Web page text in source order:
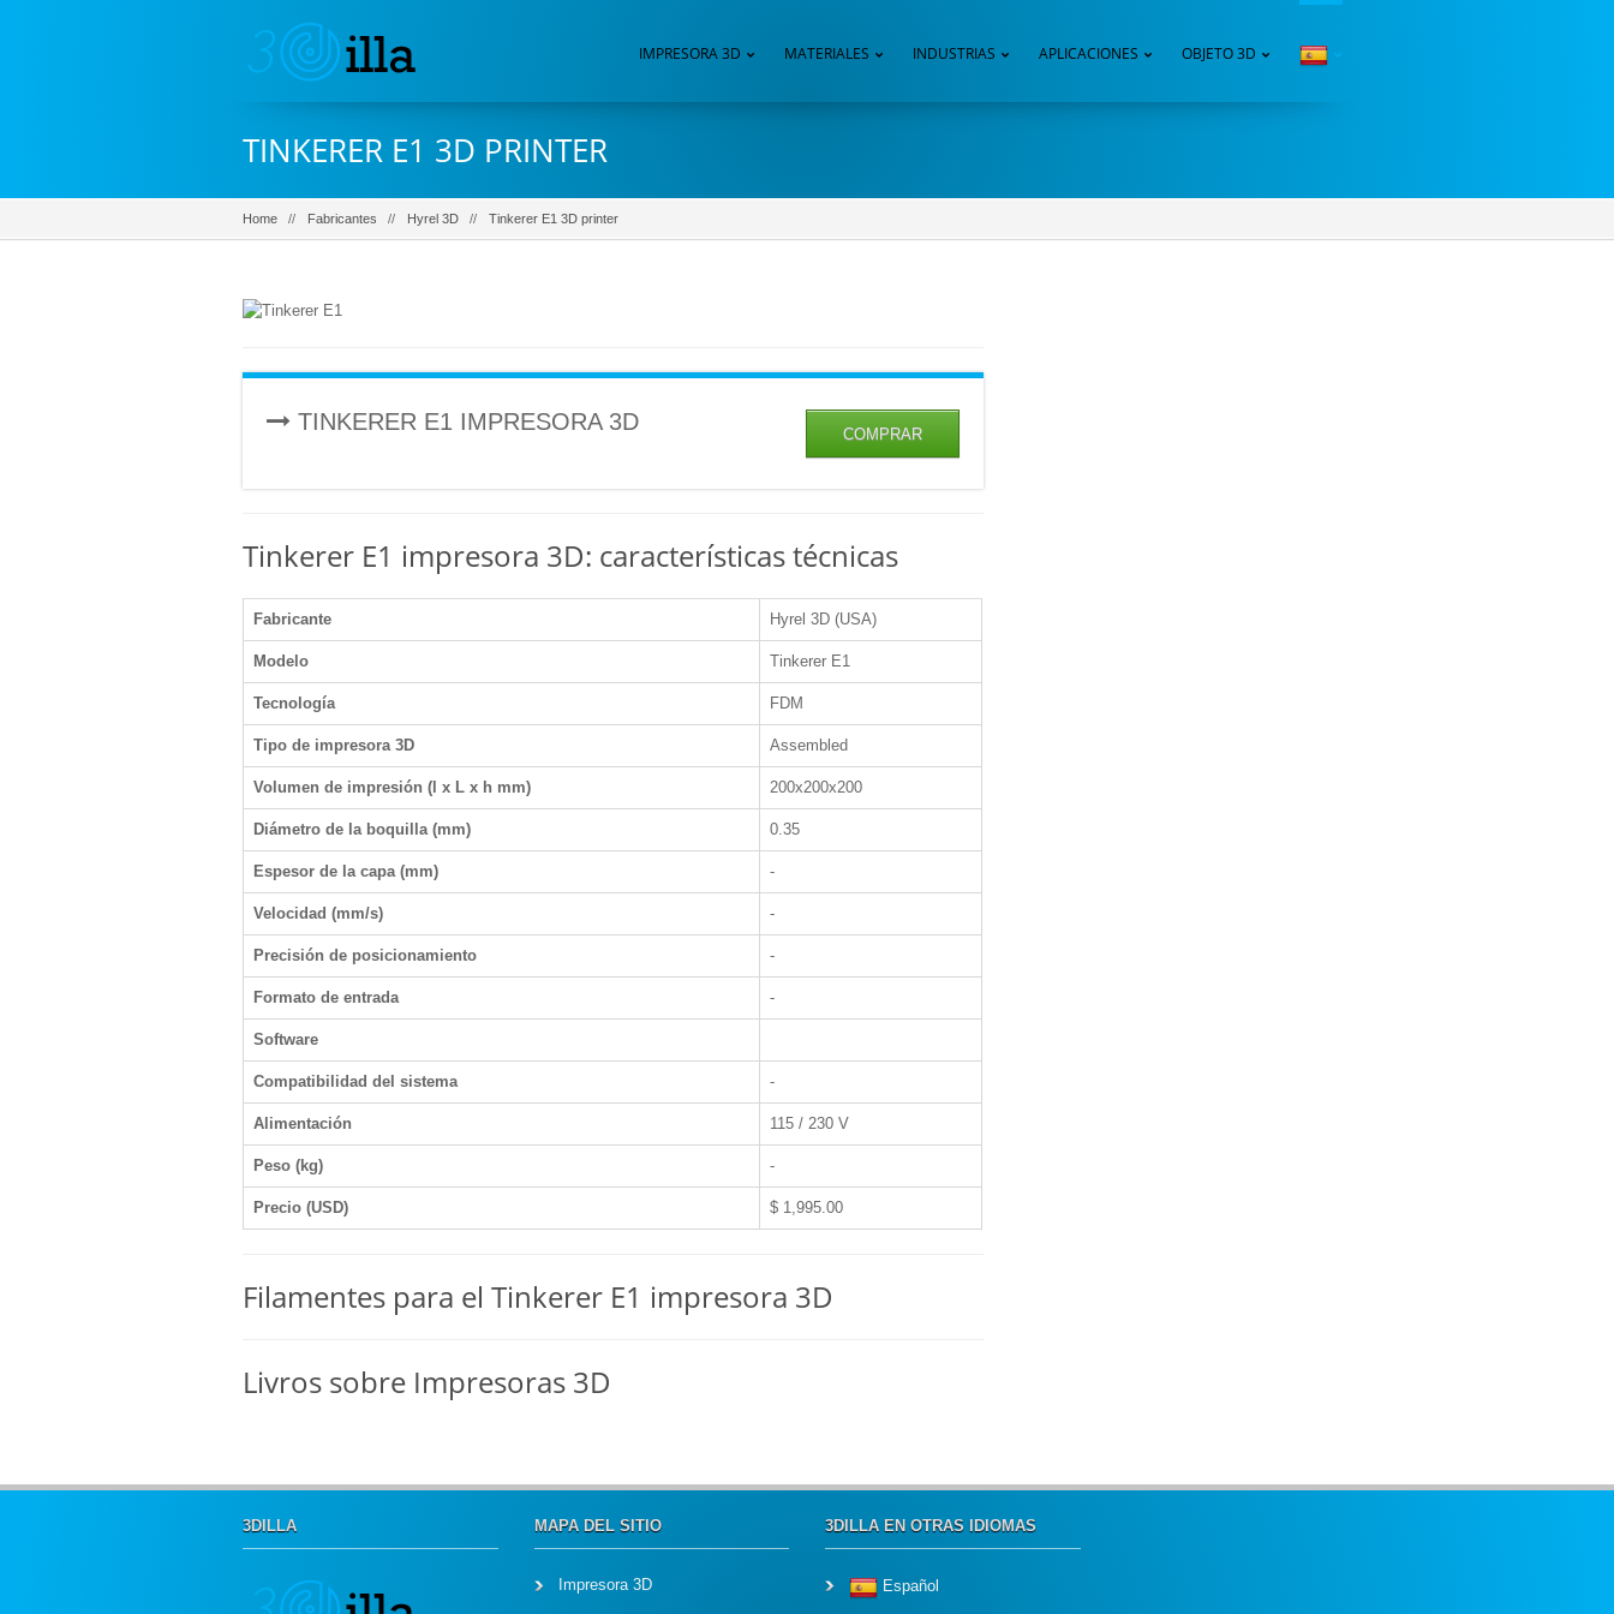
IMPRESORA 3D MATERIALES INDUSTRIAS APLICACIONES OBJETO 3D
TINKERER E1 3D PRINTER
Home Fabricantes Hyrel 3D Tinkerer E1 3D printer
COMPRAR
TINKERER E1 IMPRESORA 3D
Tinkerer E1 impresora 3D: características técnicas
Fabricante Hyrel 3D (USA)
Modelo Tinkerer E1
Tecnología FDM
Tipo de impresora 3D Assembled
Volumen de impresión (l x L x h mm) 200x200x200
Diámetro de la boquilla (mm) 0.35
Espesor de la capa (mm) -
Velocidad (mm/s) -
Precisión de posicionamiento -
Formato de entrada -
Software
Compatibilidad del sistema -
Alimentación 115 / 230 V
Peso (kg) -
Precio (USD) $ 1,995.00
Filamentes para el Tinkerer E1 impresora 3D
Livros sobre Impresoras 3D
3DILLA MAPA DEL SITIO
Impresora 3D
3DILLA EN OTRAS IDIOMAS
Español